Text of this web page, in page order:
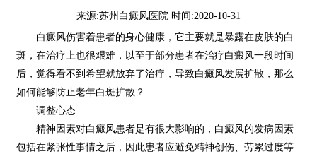
来源:苏州白癜风医院 时间:2020-10-31
白癜风伤害着患者的身心健康，它主要就是暴露在皮肤的白
斑，在治疗上也很艰难，以至于部分患者在治疗白癜风一段时间
后，觉得看不到希望就放弃了治疗，导致白癜风发展扩散，那么
如何能够防止老年白斑扩散 ？
调整心态
精神因素对白癜风患者是有很大影响的，白癜风的发病因素
包括在紧张性事情之后，因此患者应避免精神创伤、劳累过度等